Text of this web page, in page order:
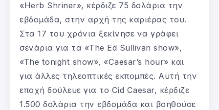
«Herb Shriner», κέρδιζε 75 δολάρια την
εβδομάδα, στην αρχή της καριέρας του.
Στα 17 του χρόνια ξεκίνησε να γράφει
σενάρια για τα «The Ed Sullivan show»,
«The tonight show», «Caesar’s hour» και
για άλλες τηλεοπτικές εκπομπές. Αυτή την
εποχή δούλευε για το Cid Caesar, κέρδιζε
1.500 δολάρια την εβδομάδα και βοηθούσε